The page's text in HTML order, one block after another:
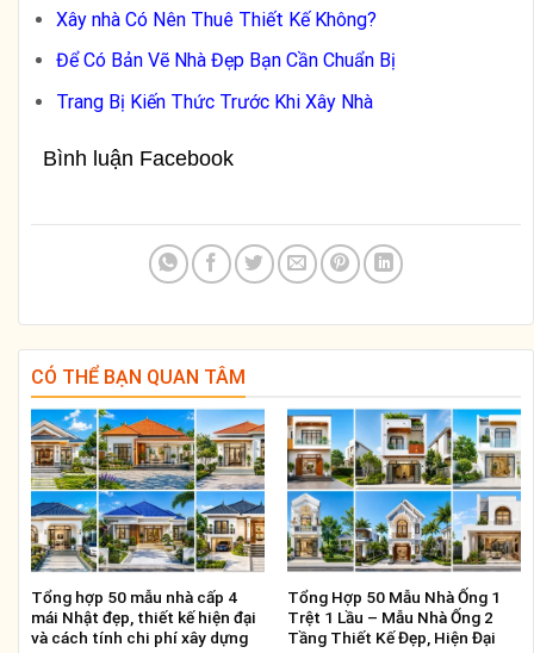
Xây nhà Có Nên Thuê Thiết Kế Không?
Để Có Bản Vẽ Nhà Đẹp Bạn Cần Chuẩn Bị
Trang Bị Kiến Thức Trước Khi Xây Nhà
Bình luận Facebook
CÓ THỂ BẠN QUAN TÂM
Tổng hợp 50 mẫu nhà cấp 4
mái Nhật đẹp, thiết kế hiện đại
và cách tính chi phí xây dựng
Tổng Hợp 50 Mẫu Nhà Ống 1
Trệt 1 Lầu – Mẫu Nhà Ống 2
Tầng Thiết Kế Đẹp, Hiện Đại